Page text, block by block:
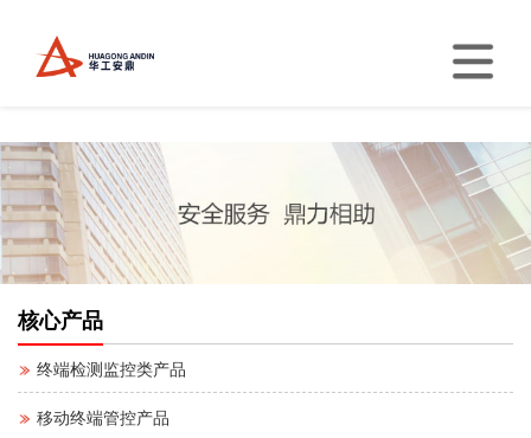
核心产品
终端检测监控类产品
移动终端管控产品